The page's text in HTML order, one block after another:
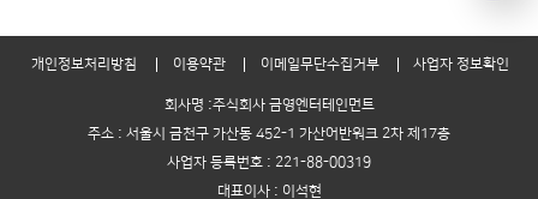
개인정보처리방침 이용약관 이메일무단수집거부 사업자 정보확인
회사명 :주식회사 금영엔터테인먼트
주소 : 서울시 금천구 가산동 452-1 가산어반워크 2차 제17층
사업자 등록번호 : 221-88-00319
대표이사 : 이석현